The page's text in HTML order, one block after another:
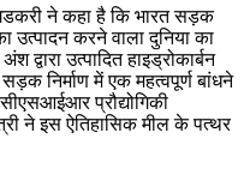
ने कहा है कि भारत सड़क
उत्पादन करने वाला दुनिया का
उत्पादित हाइड्रोकार्बन
निर्माण में एक महत्वपूर्ण बांधने
प्रौद्योगिकी
ने इस ऐतिहासिक मील के पत्थर